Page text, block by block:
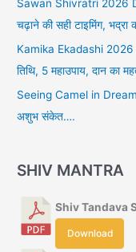
Sawan Shivratri 2026
चढ़ाने की सही टाइमिंग, भद्रा
Kamika Ekadashi 2026
तिथि, 5 महाउपाय, दान का
Seeing Camel in
अशुभ संकेत….
SHIV MANTRA
Shiv Tandava
Download